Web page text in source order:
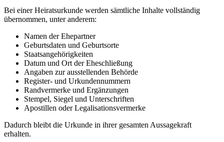
Bei einer Heiratsurkunde werden sämtliche Inhalte vollständig
übernommen, unter anderem:
Namen der Ehepartner
Geburtsdaten und Geburtsorte
Staatsangehörigkeiten
Datum und Ort der Eheschließung
Angaben zur ausstellenden Behörde
Register- und Urkundennummern
Randvermerke und Ergänzungen
Stempel, Siegel und Unterschriften
Apostillen oder Legalisationsvermerke
Dadurch bleibt die Urkunde in ihrer gesamten Aussagekraft
erhalten.